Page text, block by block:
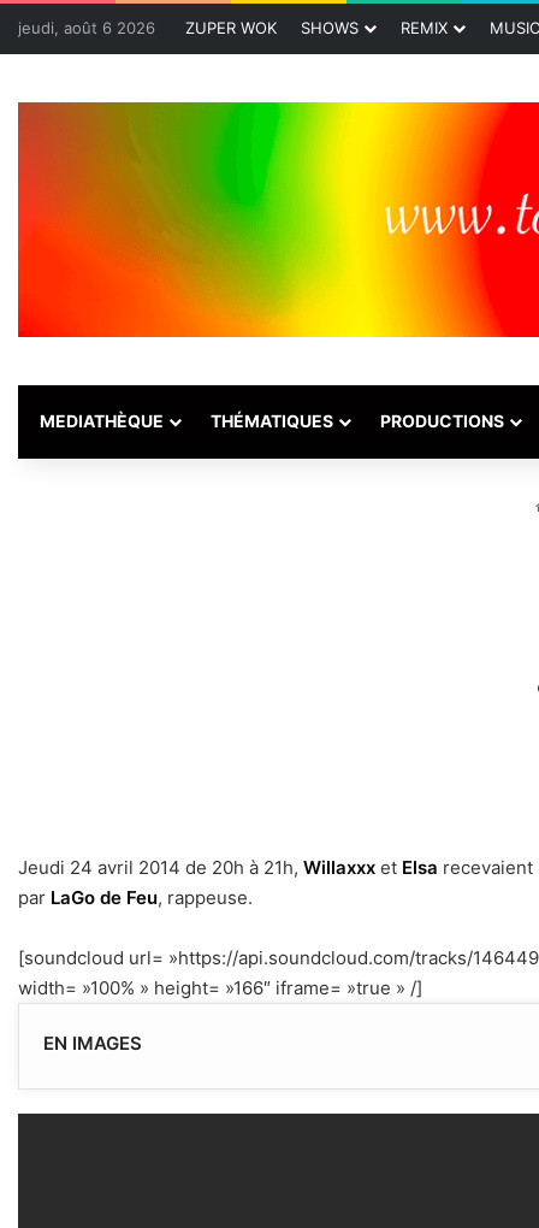
jeudi, août 6 2026 ZUPER WOK SHOWS REMIX MUSIC
MEDIATHÈQUE THÉMATIQUES PRODUCTIONS
Jeudi 24 avril 2014 de 20h à 21h, Willaxxx et Elsa recevaient
par LaGo de Feu, rappeuse.
[soundcloud url= »https://api.soundcloud.com/tracks/
width= »100% » height= »166″ iframe= »true » /]
EN IMAGES